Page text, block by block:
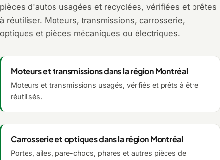
pièces d'autos usagées et recyclées, vérifiées et prêtes
à réutiliser. Moteurs, transmissions, carrosserie,
optiques et pièces mécaniques ou électriques.
Moteurs et transmissions dans la région Montréal
Moteurs et transmissions usagés, vérifiés et prêts à être
réutilisés.
Carrosserie et optiques dans la région Montréal
Portes, ailes, pare-chocs, phares et autres pièces de